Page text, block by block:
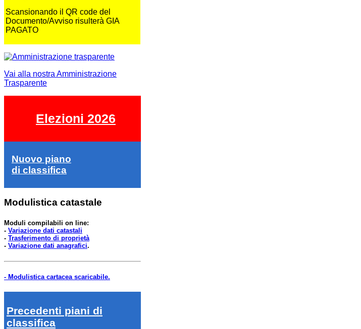
Scansionando il QR code del
Documento/Avviso risulterà GIA
PAGATO
Vai alla nostra Amministrazione
Trasparente
Elezioni 2026
Nuovo piano
di classifica
Modulistica catastale
Moduli compilabili on line:
- Variazione dati catastali
- Trasferimento di proprietà
- Variazione dati anagrafici.
- Modulistica cartacea scaricabile.
Precedenti piani di
classifica